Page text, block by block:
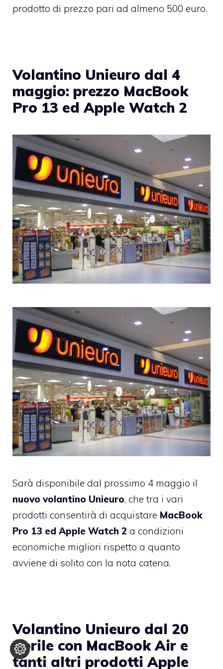
prodotto di prezzo pari ad almeno 500 euro.
Volantino Unieuro dal 4
maggio: prezzo MacBook
Pro 13 ed Apple Watch 2
Sarà disponibile dal prossimo 4 maggio il
nuovo volantino Unieuro, che tra i vari
prodotti consentirà di acquistare MacBook
Pro 13 ed Apple Watch 2 a condizioni
economiche migliori rispetto a quanto
avviene di solito con la nota catena.
Volantino Unieuro dal 20
aprile con MacBook Air e
tanti altri prodotti Apple